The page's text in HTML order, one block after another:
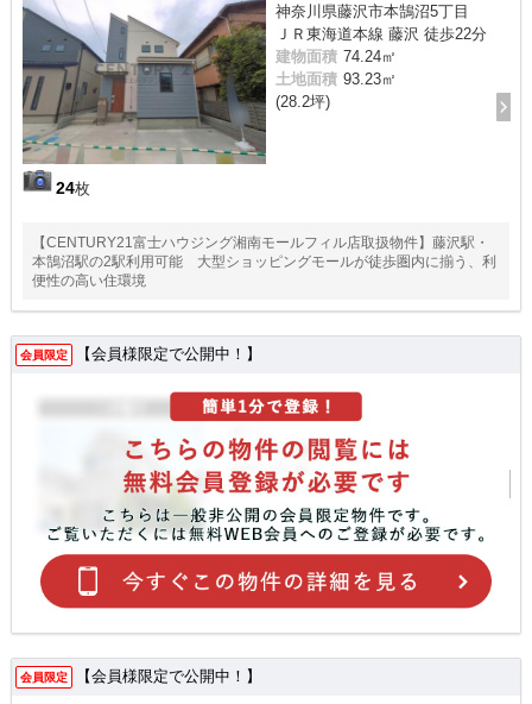
24枚
神奈川県藤沢市本鵠沼5丁目
ＪＲ東海道本線 藤沢 徒歩22分
建物面積 74.24㎡
土地面積 93.23㎡
(28.2坪)
【CENTURY21富士ハウジング湘南モールフィル店取扱物件】藤沢駅・
本鵠沼駅の2駅利用可能 大型ショッピングモールが徒歩圏内に揃う、利
便性の高い住環境
会員限定 【会員様限定で公開中！】
会員限定 【会員様限定で公開中！】